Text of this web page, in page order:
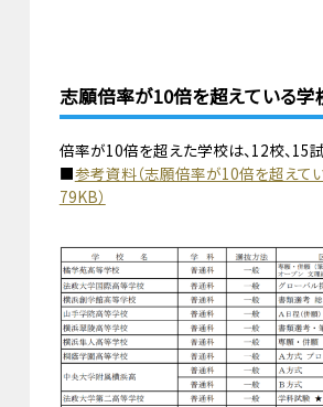
志願倍率が10倍を超えている学
倍率が10倍を超えた学校は、12校、15
■参考資料（志願倍率が10倍を超えてい
79KB）